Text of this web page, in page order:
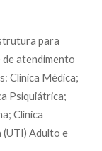
para
de atendimento
Clínica Médica;
Psiquiátrica;
Clínica
(UTI) Adulto e